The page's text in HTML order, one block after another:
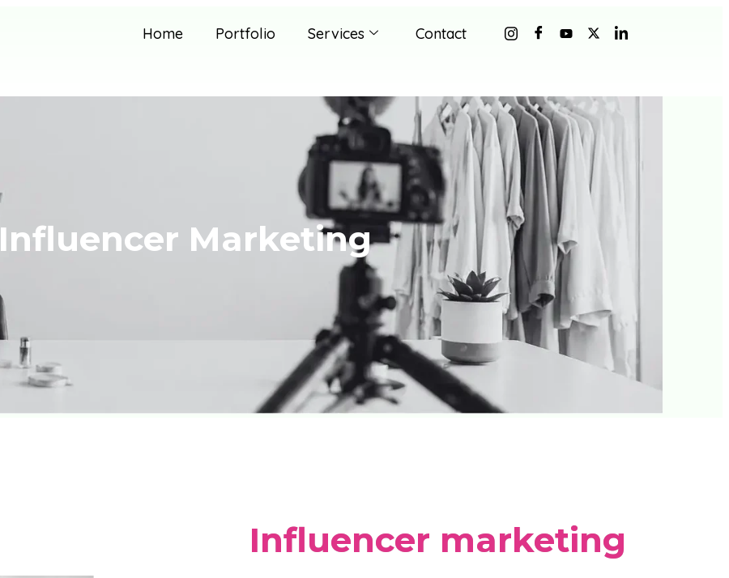
Home Portfolio Services Contact
Influencer Marketing
Influencer marketing